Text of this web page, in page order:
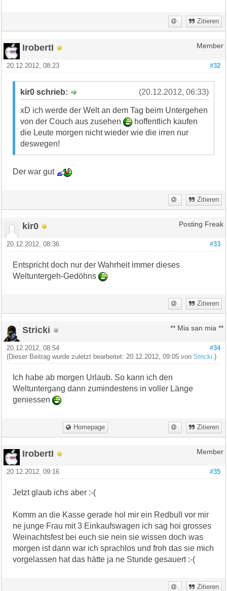
Zitieren
IrobertI Member
#32
20.12.2012, 08:23
(20.12.2012, 06:33)
kir0 schrieb:
xD ich werde der Welt an dem Tag beim Untergehen
von der Couch aus zusehen
hoffentlich kaufen
die Leute morgen nicht wieder wie die irren nur
deswegen!
Der war gut
Zitieren
kir0 Posting Freak
#33
20.12.2012, 08:36
Entspricht doch nur der Wahrheit immer dieses
Weltuntergeh-Gedöhns
Zitieren
Stricki ** Mia san mia **
#34
20.12.2012, 08:54
(Dieser Beitrag wurde zuletzt bearbeitet: 20.12.2012, 09:05 vonStricki .)
Ich habe ab morgen Urlaub. So kann ich den
Weltuntergang dann zumindestens in voller Länge
geniessen
Homepage Zitieren
IrobertI Member
#35
20.12.2012, 09:16
Jetzt glaub ichs aber :-(
Komm an die Kasse gerade hol mir ein Redbull vor mir
ne junge Frau mit 3 Einkaufswagen ich sag hoi grosses
Weinachtsfest bei euch sie nein sie wissen doch was
morgen ist dann war ich sprachlos und froh das sie mich
vorgelassen hat das hätte ja ne Stunde gesauert :-(
Zitieren